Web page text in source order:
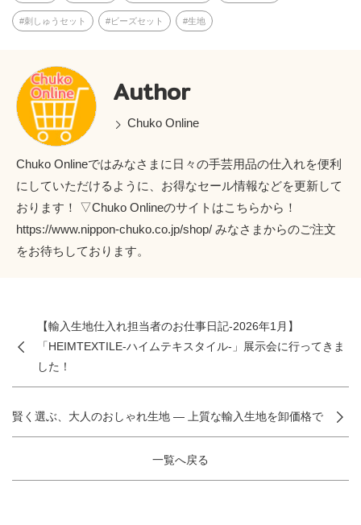
刺しゅうセット ビーズセット 生地
Author
Chuko Online
Chuko Onlineではみなさまに日々の手芸用品の仕入れを便利
にしていただけるように、お得なセール情報などを更新して
おります！ ▽Chuko Onlineのサイトはこちらから！
https://www.nippon-chuko.co.jp/shop/ みなさまからのご注文
をお待ちしております。
【輸入生地仕入れ担当者のお仕事日記-2026年1月】
「HEIMTEXTILE-ハイムテキスタイル-」展示会に行ってきま
した！
一覧へ戻る
賢く選ぶ、大人のおしゃれ生地 — 上質な輸入生地を卸価格で